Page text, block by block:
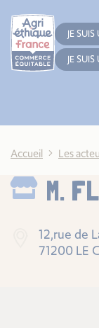
JE
JE
Accueil Les
M.
12,rue de
71200 LE